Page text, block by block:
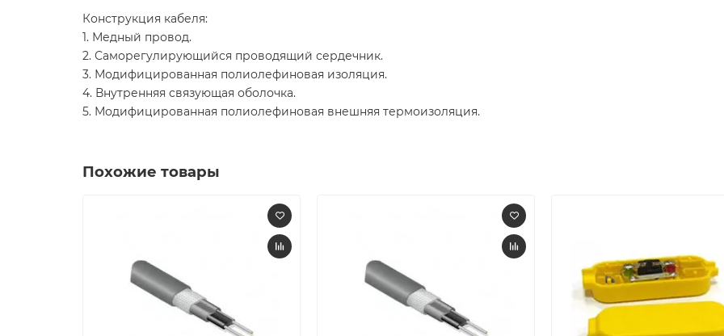
Конструкция кабеля:
1. Медный провод.
2. Саморегулирующийся проводящий сердечник.
3. Модифицированная полиолефиновая изоляция.
4. Внутренняя связующая оболочка.
5. Модифицированная полиолефиновая внешняя термоизоляция.
Похожие товары